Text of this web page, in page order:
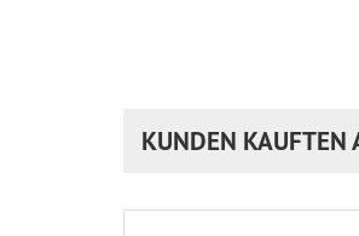
KUNDEN KAUFTEN